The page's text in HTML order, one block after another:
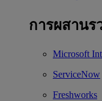
การผสาน
Microsoft
ServiceNow
Freshworks